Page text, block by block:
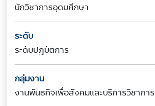
นักวิชาการอุดมศึกษา
ระดับ
ระดับปฎิบัติการ
กลุ่มงาน
งานพันธกิจเพื่อสังคมและบริการวิชาการ